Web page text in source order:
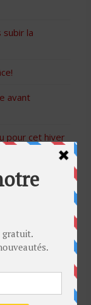
la
avant
pour cet hiver
mère